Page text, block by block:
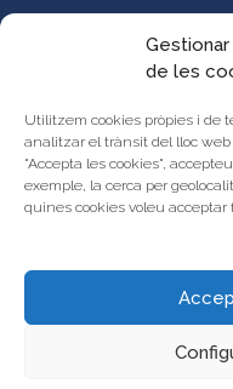
de les
Utilitzem cookies pròpies i de
analitzar el trànsit del lloc
"Accepta les cookies",
exemple, la cerca per
quines cookies voleu acceptar
Qui som?
Vols publicar les teves
Catalunya?
Condicions d’ús i avís legal